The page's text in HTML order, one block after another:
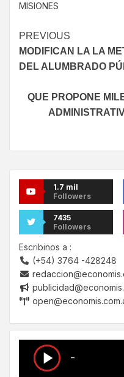
MISIONES
PREVIOUS
MODIFICAN LA LA
DEL ALUMBRADO
QUE PROPONE
1.7 mil
Followers
7435
Followers
Escribinos a :
(+54) 3764 -428248